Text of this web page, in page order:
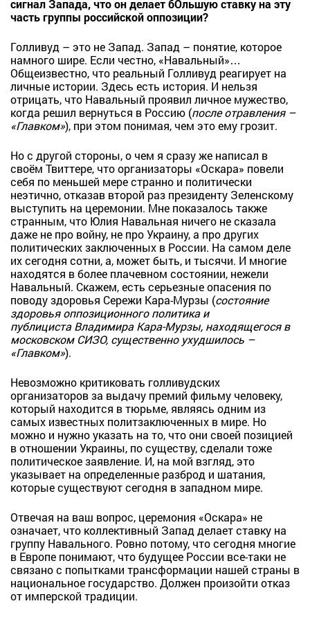
сигнал Запада, что он делает бОльшую ставку на эту
часть группы российской оппозиции?
Голливуд – это не Запад. Запад – понятие, которое
намного шире. Если честно, «Навальный»…
Общеизвестно, что реальный Голливуд реагирует на
личные истории. Здесь есть история. И нельзя
отрицать, что Навальный проявил личное мужество,
когда решил вернуться в Россию (после отравления –
«Главком»), при этом понимая, чем это ему грозит.
Но с другой стороны, о чем я сразу же написал в
своём Твиттере, что организаторы «Оскара» повели
себя по меньшей мере странно и политически
неэтично, отказав второй раз президенту Зеленскому
выступить на церемонии. Мне показалось также
странным, что Юлия Навальная ничего не сказала
даже не про войну, не про Украину, а про других
политических заключенных в России. На самом деле
их сегодня сотни, а, может быть, и тысячи. И многие
находятся в более плачевном состоянии, нежели
Навальный. Скажем, есть серьезные опасения по
поводу здоровья Сережи Кара-Мурзы (состояние
здоровья оппозиционного политика и
публициста Владимира Кара-Мурзы, находящегося в
московском СИЗО, существенно ухудшилось ­–
«Главком»).
Невозможно критиковать голливудских
организаторов за выдачу премий фильму человеку,
который находится в тюрьме, являясь одним из
самых известных политзаключенных в мире. Но
можно и нужно указать на то, что они своей позицией
в отношении Украины, по существу, сделали тоже
политическое заявление. И, на мой взгляд, это
указывает на определенные разброд и шатания,
которые существуют сегодня в западном мире.
Отвечая на ваш вопрос, церемония «Оскара» не
означает, что коллективный Запад делает ставку на
группу Навального. Ровно потому, что сегодня многие
в Европе понимают, что будущее России все-таки не
связано с попытками трансформации нашей страны в
национальное государство. Должен произойти отказ
от имперской традиции.